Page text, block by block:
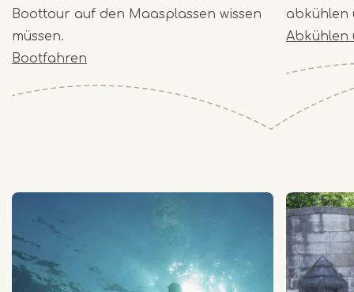
Boottour auf den Maasplassen wissen
müssen.
Bootfahren
abkühlen
Abkühlen